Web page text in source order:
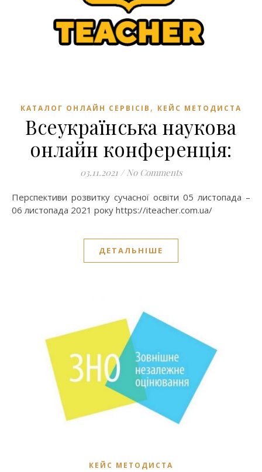
КАТАЛОГ ОНЛАЙН СЕРВІСІВ , КЕЙС МЕТОДИСТА
Всеукраїнська наукова
онлайн конференція:
03.11.2021 / No Comments
Перспективи розвитку сучасної освіти 05 листопада –
06 листопада 2021 року https://iteacher.com.ua/
ДЕТАЛЬНІШЕ
КЕЙС МЕТОДИСТА